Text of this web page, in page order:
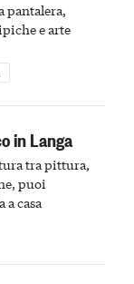
pantalera,
e arte
in Langa
tra pittura,
puoi
a casa